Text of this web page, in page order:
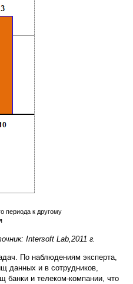
периода к другому
Intersoft Lab,2011 г.
По наблюдениям эксперта,
данных и в сотрудников,
банки и телеком-компании, что